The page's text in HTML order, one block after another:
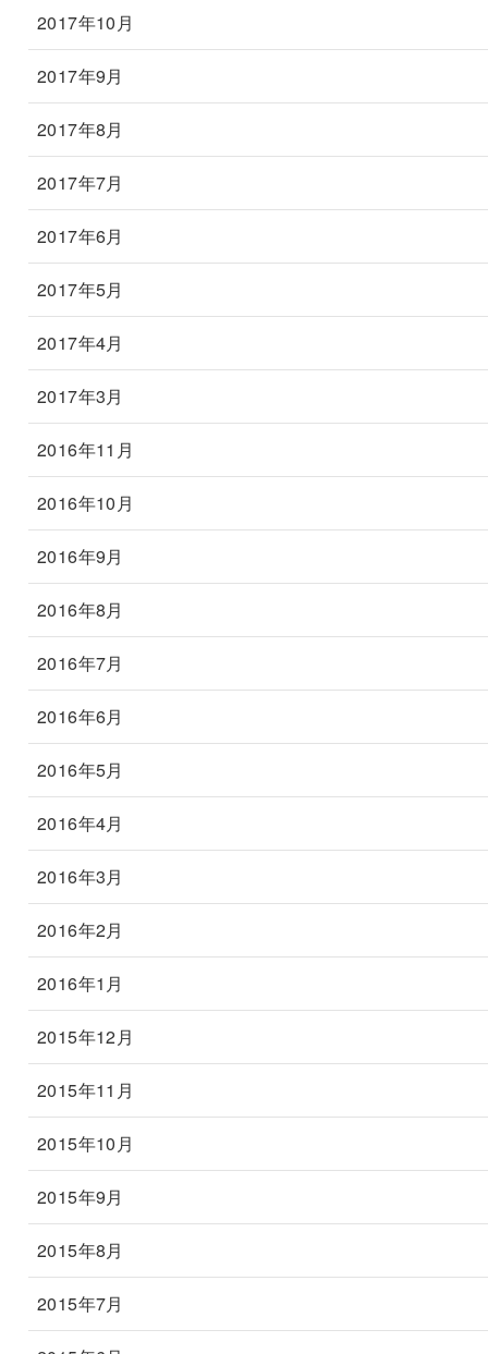
2017年10月
2017年9月
2017年8月
2017年7月
2017年6月
2017年5月
2017年4月
2017年3月
2016年11月
2016年10月
2016年9月
2016年8月
2016年7月
2016年6月
2016年5月
2016年4月
2016年3月
2016年2月
2016年1月
2015年12月
2015年11月
2015年10月
2015年9月
2015年8月
2015年7月